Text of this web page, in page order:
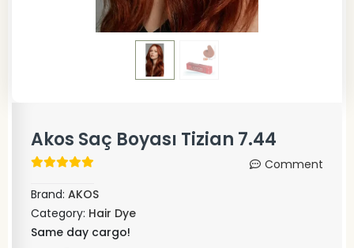
Akos Saç Boyası Tizian 7.44
Comment
Brand: AKOS
Category: Hair Dye
Same day cargo!